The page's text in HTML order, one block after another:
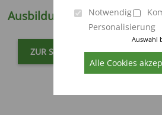
Notwendig
Personalisierung
Auswahl
Alle Cookies
Ausbildung zum
ZUR SCHNELLBEWERBUNG